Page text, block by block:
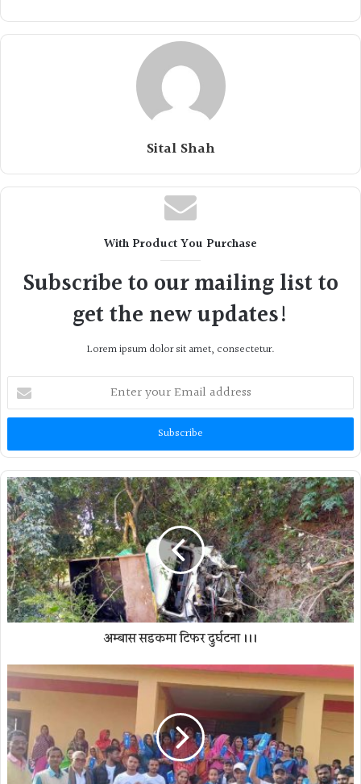
Sital Shah
With Product You Purchase
Subscribe to our mailing list to
get the new updates!
Lorem ipsum dolor sit amet, consectetur.
Enter
your
Email
अम्बास सडकमा टिफर दुर्घटना ।।।